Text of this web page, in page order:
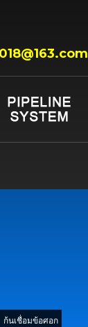
ก้นเชื่อมข้อศอก